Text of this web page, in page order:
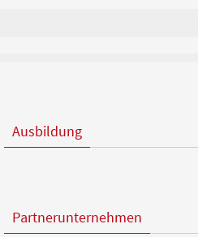
Ausbildung
Partnerunternehmen